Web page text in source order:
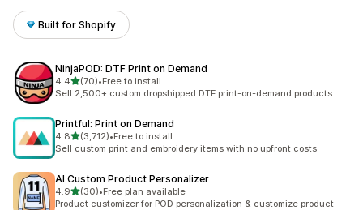
Built for Shopify
NinjaPOD: DTF Print on Demand
4.4เต็ม 5 ดาว
(70)
ทั้งหมด 70 รีวิว
•Free to install
Sell 2,500+ custom dropshipped DTF print-on-demand products
Printful: Print on Demand
4.8เต็ม 5 ดาว
(3,712)
ทั้งหมด 3712 รีวิว
•Free to install
Sell custom print and embroidery items with no upfront costs
AI Custom Product Personalizer
4.9เต็ม 5 ดาว
(30)
ทั้งหมด 30 รีวิว
•Free plan available
Product customizer for POD personalization & customize product